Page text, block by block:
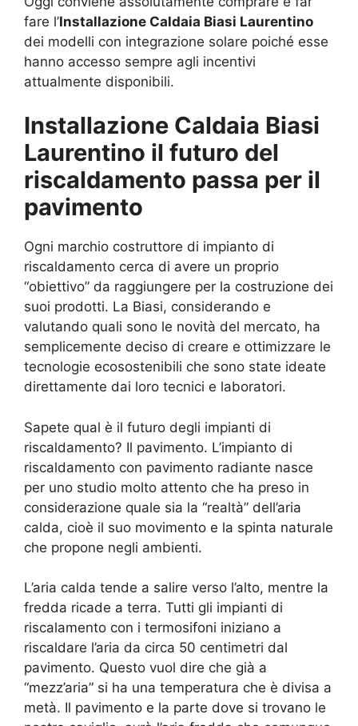
fare l’Installazione Caldaia Biasi Laurentino
dei modelli con integrazione solare poiché esse
hanno accesso sempre agli incentivi
attualmente disponibili.
Installazione Caldaia Biasi
Laurentino il futuro del
riscaldamento passa per il
pavimento
Ogni marchio costruttore di impianto di
riscaldamento cerca di avere un proprio
“obiettivo” da raggiungere per la costruzione dei
suoi prodotti. La Biasi, considerando e
valutando quali sono le novità del mercato, ha
semplicemente deciso di creare e ottimizzare le
tecnologie ecosostenibili che sono state ideate
direttamente dai loro tecnici e laboratori.
Sapete qual è il futuro degli impianti di
riscaldamento? Il pavimento. L’impianto di
riscaldamento con pavimento radiante nasce
per uno studio molto attento che ha preso in
considerazione quale sia la “realtà” dell’aria
calda, cioè il suo movimento e la spinta naturale
che propone negli ambienti.
L’aria calda tende a salire verso l’alto, mentre la
fredda ricade a terra. Tutti gli impianti di
riscalamento con i termosifoni iniziano a
riscaldare l’aria da circa 50 centimetri dal
pavimento. Questo vuol dire che già a
“mezz’aria” si ha una temperatura che è divisa a
metà. Il pavimento e la parte dove si trovano le